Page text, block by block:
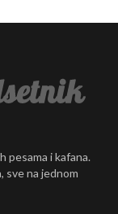
pesama i kafana.
sve na jednom